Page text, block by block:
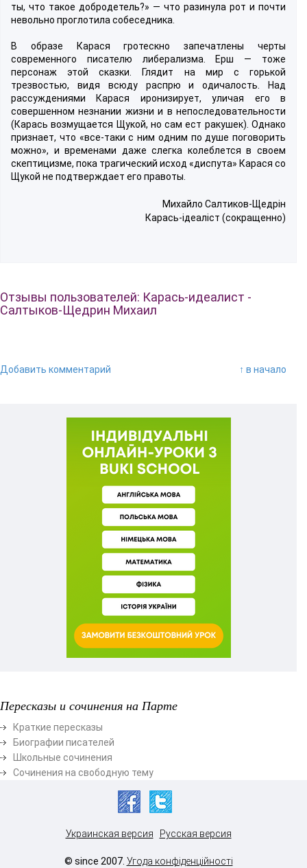
ты, что такое добродетель?» — что разинула рот и почти
невольно проглотила собеседника.
В образе Карася гротескно запечатлены черты
современного писателю либерализма. Ерш — тоже
персонаж этой сказки. Глядит на мир с горькой
трезвостью, видя всюду распрю и одичалость. Над
рассуждениями Карася иронизирует, уличая его в
совершенном незнании жизни и в непоследовательности
(Карась возмущается Щукой, но сам ест ракушек). Однако
признает, что «все-таки с ним одним по душе поговорить
можно», и временами даже слегка колеблется в своем
скептицизме, пока трагический исход «диспута» Карася со
Щукой не подтверждает его правоты.
Михайло Салтиков-Щедрін
Карась-ідеаліст (сокращенно)
Отзывы пользователей: Карась-идеалист -
Салтыков-Щедрин Михаил
Добавить комментарий ↑ в начало
Пересказы и сочинения на Парте
Краткие пересказы
Биографии писателей
Школьные сочинения
Сочинения на свободную тему
Украинская версия Русская версия
© since 2007. Угода конфіденційності